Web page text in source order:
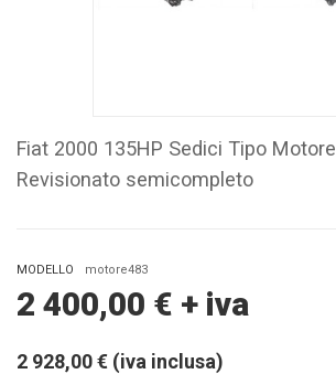
Fiat 2000 135HP Sedici Tipo Motore
Revisionato semicompleto
MODELLO motore483
2 400,00 € + iva
2 928,00 € (iva inclusa)